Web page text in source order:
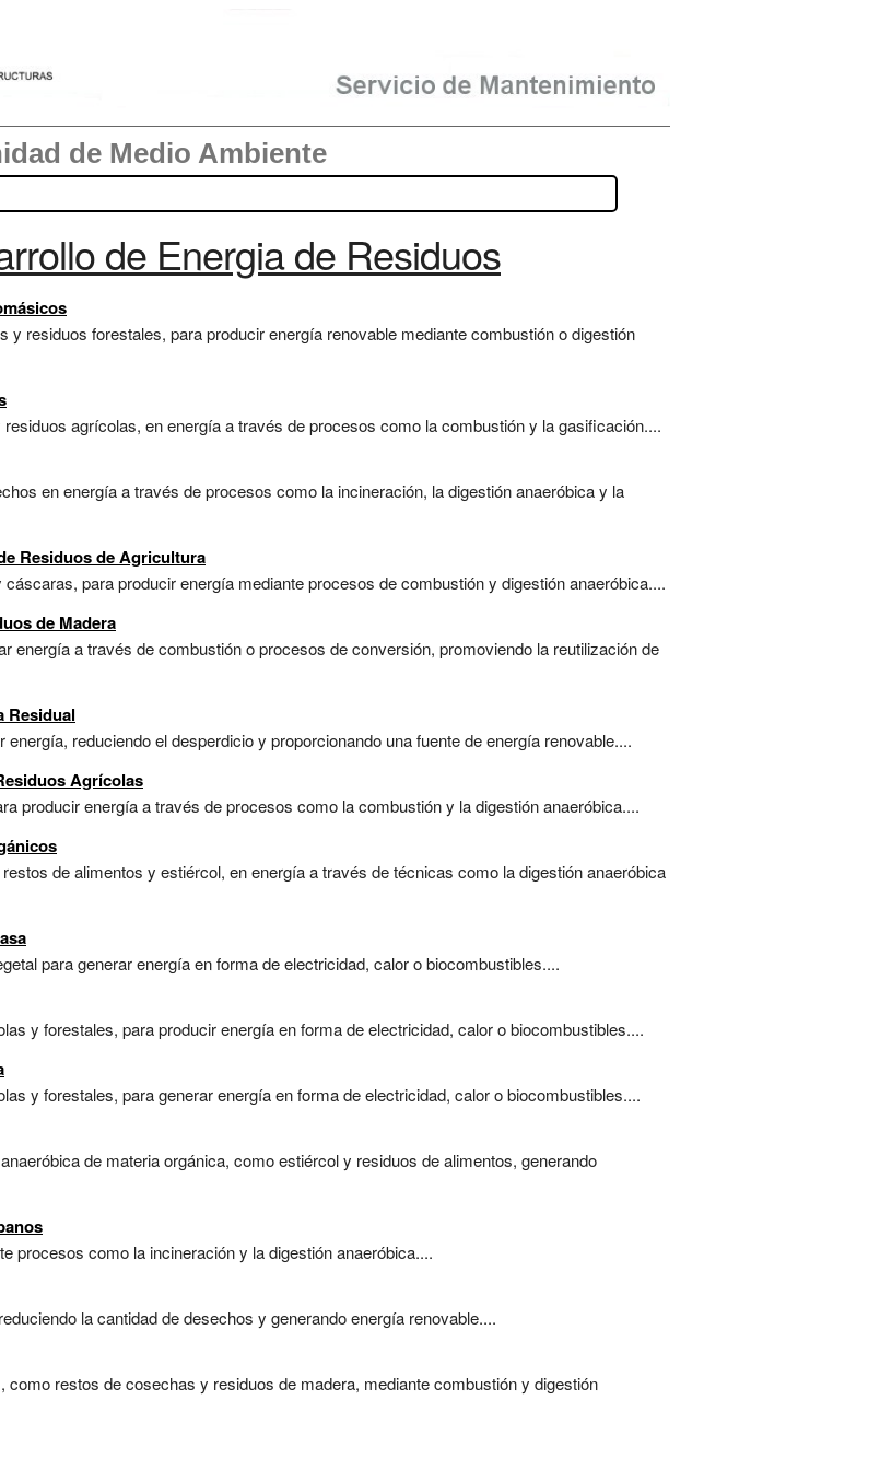
de Medio Ambiente
de Energia de Residuos
residuos forestales, para producir energía renovable mediante combustión o digestión
agrícolas, en energía a través de procesos como la combustión y la gasificación....
en energía a través de procesos como la incineración, la digestión anaeróbica y la
Residuos de Agricultura
para producir energía mediante procesos de combustión y digestión anaeróbica....
de Madera
energía a través de combustión o procesos de conversión, promoviendo la reutilización de
Residual
reduciendo el desperdicio y proporcionando una fuente de energía renovable....
Agrícolas
producir energía a través de procesos como la combustión y la digestión anaeróbica....
de alimentos y estiércol, en energía a través de técnicas como la digestión anaeróbica
para generar energía en forma de electricidad, calor o biocombustibles....
y forestales, para producir energía en forma de electricidad, calor o biocombustibles....
y forestales, para generar energía en forma de electricidad, calor o biocombustibles....
de materia orgánica, como estiércol y residuos de alimentos, generando
procesos como la incineración y la digestión anaeróbica....
la cantidad de desechos y generando energía renovable....
restos de cosechas y residuos de madera, mediante combustión y digestión